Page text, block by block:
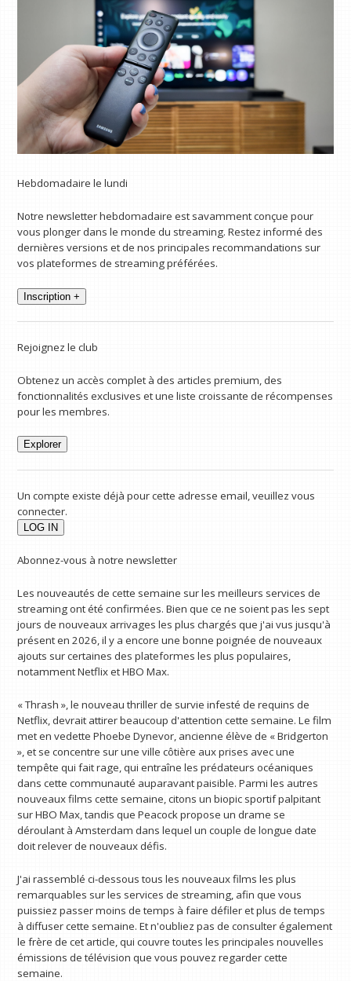
Hebdomadaire le lundi
Notre newsletter hebdomadaire est savamment conçue pour
vous plonger dans le monde du streaming. Restez informé des
dernières versions et de nos principales recommandations sur
vos plateformes de streaming préférées.
Inscription +
Rejoignez le club
Obtenez un accès complet à des articles premium, des
fonctionnalités exclusives et une liste croissante de récompenses
pour les membres.
Explorer
Un compte existe déjà pour cette adresse email, veuillez vous
connecter.
Abonnez-vous à notre newsletter
Les nouveautés de cette semaine sur les meilleurs services de
streaming ont été confirmées. Bien que ce ne soient pas les sept
jours de nouveaux arrivages les plus chargés que j'ai vus jusqu'à
présent en 2026, il y a encore une bonne poignée de nouveaux
ajouts sur certaines des plateformes les plus populaires,
notamment Netflix et HBO Max.
« Thrash », le nouveau thriller de survie infesté de requins de
Netflix, devrait attirer beaucoup d'attention cette semaine. Le film
met en vedette Phoebe Dynevor, ancienne élève de « Bridgerton
», et se concentre sur une ville côtière aux prises avec une
tempête qui fait rage, qui entraîne les prédateurs océaniques
dans cette communauté auparavant paisible. Parmi les autres
nouveaux films cette semaine, citons un biopic sportif palpitant
sur HBO Max, tandis que Peacock propose un drame se
déroulant à Amsterdam dans lequel un couple de longue date
doit relever de nouveaux défis.
J'ai rassemblé ci-dessous tous les nouveaux films les plus
remarquables sur les services de streaming, afin que vous
puissiez passer moins de temps à faire défiler et plus de temps
à diffuser cette semaine. Et n'oubliez pas de consulter également
le frère de cet article, qui couvre toutes les principales nouvelles
émissions de télévision que vous pouvez regarder cette
semaine.